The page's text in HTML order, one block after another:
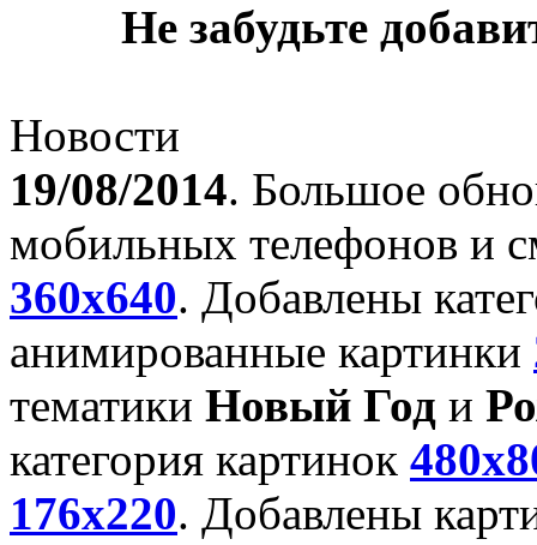
Не забудьте
Новости
19/08/2014. Большое
мобильных телефонов и
360x640. Добавлены
анимированные картинки
тематики Новый Год и
категория картинок
176x220. Добавлены